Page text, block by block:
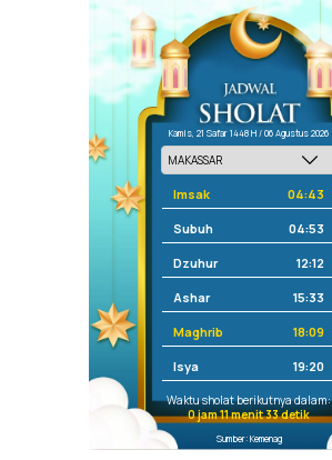
Kamis, 21 Safar 1448 H / 06 Agustus 2026
Imsak 04:43
Subuh 04:53
Dzuhur 12:12
Ashar 15:33
Maghrib 18:09
Isya 19:20
Waktu sholat berikutnya dalam:
0 jam 11 menit 33 detik
Sumber: Kemenag